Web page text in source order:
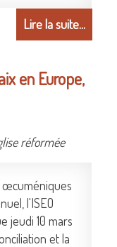
Lire la suite...
en Europe,
réformée
œcuméniques
l'ISEO
jeudi 10 mars
et la